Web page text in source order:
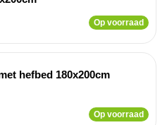
Op voorraad
hefbed 180x200cm
Op voorraad